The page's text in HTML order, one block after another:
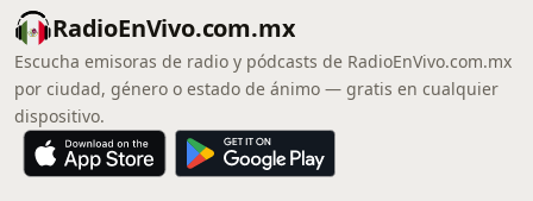
RadioEnVivo.com.mx
Escucha emisoras de radio y pódcasts de RadioEnVivo.com.mx
por ciudad, género o estado de ánimo — gratis en cualquier
dispositivo.